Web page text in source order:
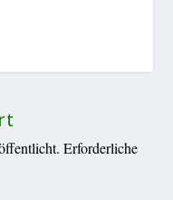
Erforderliche